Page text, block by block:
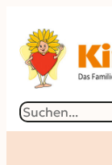
Inhalt
springen
Suchen